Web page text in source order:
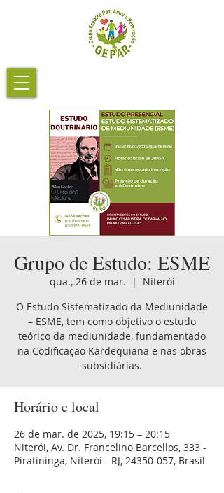
Grupo de Estudo: ESME
qua., 26 de mar.
  |
Niterói
O Estudo Sistematizado da Mediunidade
– ESME, tem como objetivo o estudo
teórico da mediunidade, fundamentado
na Codificação Kardequiana e nas obras
subsidiárias.
Horário e local
26 de mar. de 2025, 19:15 – 20:15
Niterói, Av. Dr. Francelino Barcellos, 333 -
Piratininga, Niterói - RJ, 24350-057, Brasil